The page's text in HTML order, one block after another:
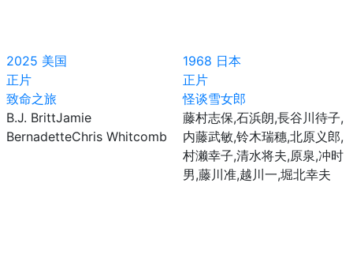
2025 美国
正片
致命之旅
B.J. BrittJamie
BernadetteChris Whitcomb
1968 日本
正片
怪谈雪女郎
藤村志保,石浜朗,長谷川待子,
内藤武敏,铃木瑞穗,北原义郎,
村濑幸子,清水将夫,原泉,冲时
男,藤川准,越川一,堀北幸夫